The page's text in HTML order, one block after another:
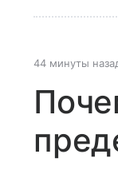
44 минуты